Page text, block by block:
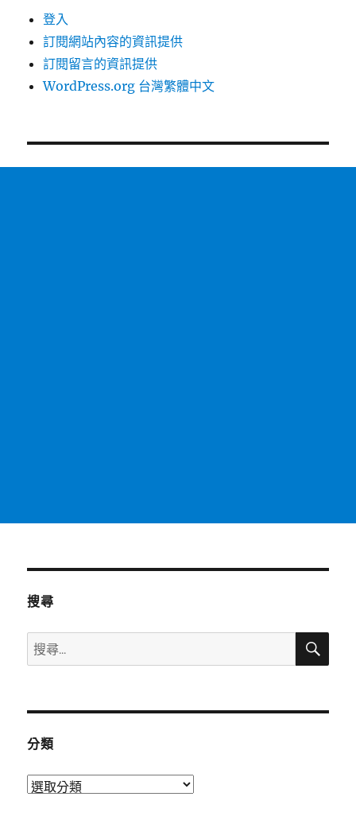
登入
訂閱網站內容的資訊提供
訂閱留言的資訊提供
WordPress.org 台灣繁體中文
搜尋
搜
尋
鍵
搜
分類
分